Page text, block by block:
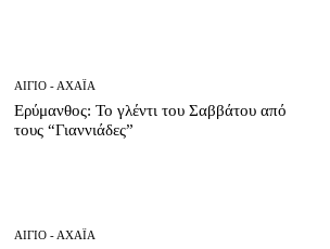
ΑΊΓΙΟ - ΑΧΑΪ́Α
Ερύμανθος: Το γλέντι του Σαββάτου από
τους “Γιαννιάδες”
ΑΊΓΙΟ - ΑΧΑΪ́Α